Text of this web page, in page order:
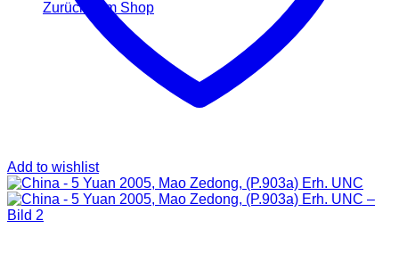
Zurück zum Shop
Add to wishlist